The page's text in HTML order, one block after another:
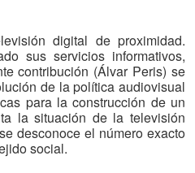
digital de proximidad.
sus servicios informativos,
contribución (Álvar Peris) se
de la política audiovisual
para la construcción de un
la situación de la televisión
desconoce el número exacto
social.